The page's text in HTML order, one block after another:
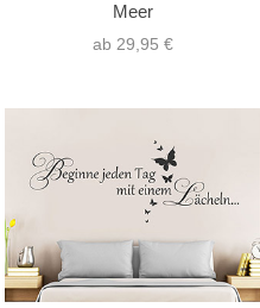
Meer
ab 29,95 €